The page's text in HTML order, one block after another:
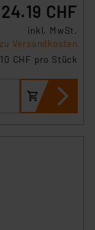
24.19 CHF
inkl. MwSt.
Versandkosten
CHF pro Stück